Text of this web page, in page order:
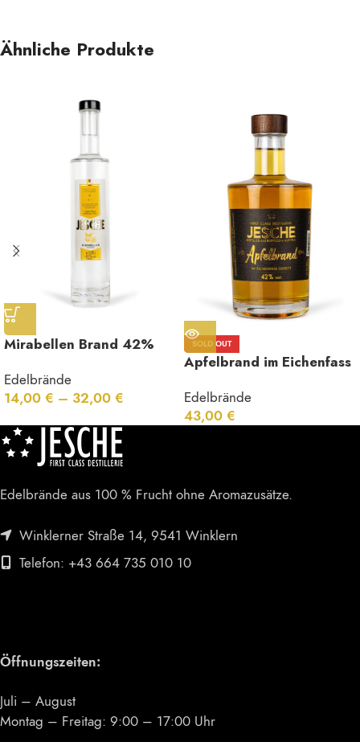
Ähnliche Produkte
Mirabellen Brand 42%
Edelbrände
14,00 € – 32,00 €
SOLD OUT
Apfelbrand im Eichenfass
Edelbrände
43,00 €
Edelbrände aus 100 % Frucht ohne Aromazusätze.
Winklerner Straße 14, 9541 Winklern
Telefon: +43 664 735 010 10
Öffnungszeiten:
Juli – August
Montag – Freitag: 9:00 – 17:00 Uhr